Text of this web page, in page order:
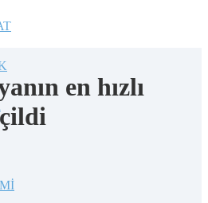
en hızlı